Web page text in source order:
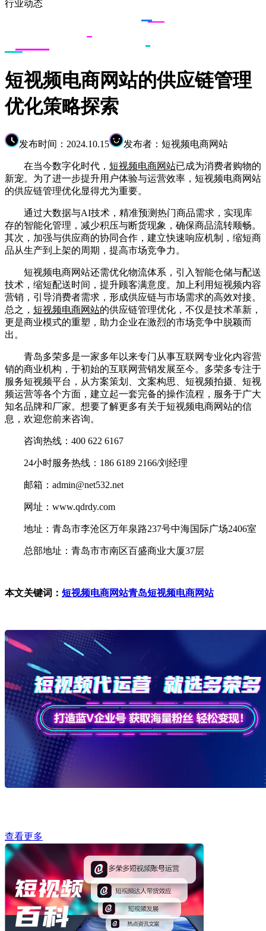
行业动态
短视频电商网站的供应链管理
优化策略探索
发布时间：2024.10.15 发布者：短视频电商网站
在当今数字化时代， 短视频电商网站已成为消费者购物的
新宠。为了进一步提升用户体验与运营效率，短视频电商网站
的供应链管理优化显得尤为重要。
通过大数据与AI技术，精准预测热门商品需求，实现库
存的智能化管理，减少积压与断货现象，确保商品流转顺畅。
其次，加强与供应商的协同合作，建立快速响应机制，缩短商
品从生产到上架的周期，提高市场竞争力。
短视频电商网站还需优化物流体系，引入智能仓储与配送
技术，缩短配送时间，提升顾客满意度。加上利用短视频内容
营销，引导消费者需求，形成供应链与市场需求的高效对接。
总之， 短视频电商网站的供应链管理优化，不仅是技术革新，
更是商业模式的重塑，助力企业在激烈的市场竞争中脱颖而
出。
青岛多荣多是一家多年以来专门从事互联网专业化内容营
销的商业机构，于初始的互联网营销发展至今。多荣多专注于
服务短视频平台，从方案策划、文案构思、短视频拍摄、短视
频运营等各个方面，建立起一套完备的操作流程，服务于广大
知名品牌和厂家。想要了解更多有关于短视频电商网站的信
息，欢迎您前来咨询。
咨询热线：400 622 6167
24小时服务热线：186 6189 2166/刘经理
邮箱：admin@net532.net
网址：www.qdrdy.com
地址：青岛市李沧区万年泉路237号中海国际广场2406室
总部地址：青岛市市南区百盛商业大厦37层
本文关键词： 短视频电商网站青岛短视频电商网站
查看更多